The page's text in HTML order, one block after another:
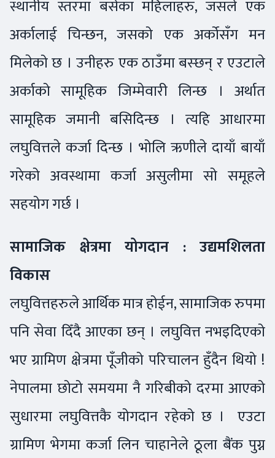
स्थानीय स्तरमा बसेका महिलाहरु, जसले एक
अर्कालाई चिन्छन, जसको एक अर्कोसँग मन
मिलेको छ । उनीहरु एक ठाउँमा बस्छन् र एउटाले
अर्काको सामूहिक जिम्मेवारी लिन्छ । अर्थात
सामूहिक जमानी बसिदिन्छ । त्यहि आधारमा
लघुवित्तले कर्जा दिन्छ । भोलि ऋणीले दायाँ बायाँ
गरेको अवस्थामा कर्जा असुलीमा सो समूहले
सहयोग गर्छ ।
सामाजिक क्षेत्रमा योगदान : उद्यमशिलता
विकास
लघुवित्तहरुले आर्थिक मात्र होईन, सामाजिक रुपमा
पनि सेवा दिँदै आएका छन् । लघुवित्त नभइदिएको
भए ग्रामिण क्षेत्रमा पूँजीको परिचालन हुँदैन थियो !
नेपालमा छोटो समयमा नै गरिबीको दरमा आएको
सुधारमा लघुवित्तकै योगदान रहेको छ । एउटा
ग्रामिण भेगमा कर्जा लिन चाहानेले ठूला बैंक पुग्न